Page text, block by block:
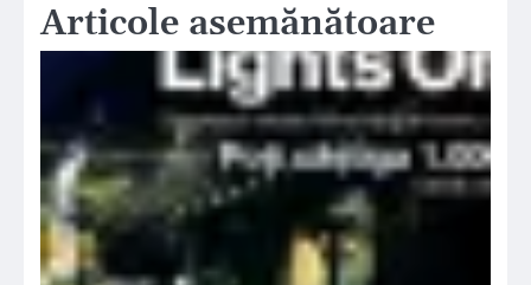
Articole asemănătoare